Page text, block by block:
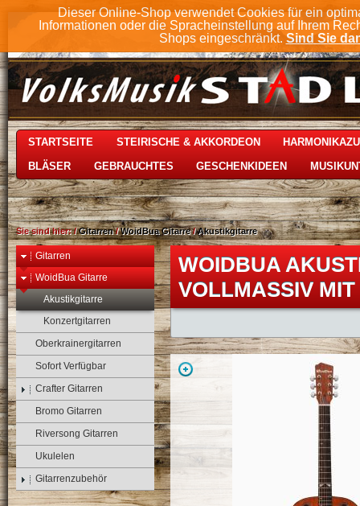
Dieser Online-Shop verwendet Cookies für ein
Informationen oder die Spracheinstellung auf Ihrem
Shops eingeschränkt. Sind Sie
STARTSEITE STEIRISCHE & AKKORDEON
BLÄSER GEBRAUCHTES GESCHENKIDEEN
Sie sind hier:/Gitarren/WoidBua Gitarre/Akustikgitarre
Gitarren
WoidBua Gitarre
Akustikgitarre
Konzertgitarren
Oberkrainergitarren
Sofort Verfügbar
Crafter Gitarren
Bromo Gitarren
Riversong Gitarren
Ukulelen
Gitarrenzubehör
WOIDBUA
VOLLMASSIV